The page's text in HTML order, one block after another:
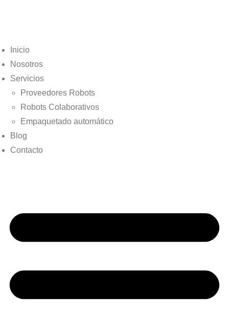
Inicio
Nosotros
Servicios
Proveedores Robots
Robots Colaborativos
Empaquetado automático
Blog
Contacto